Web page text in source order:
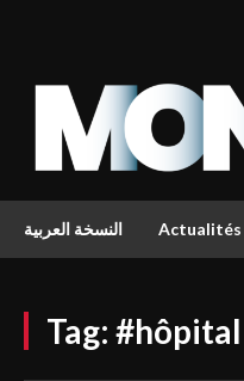
النسخة العربية Actualités
Tag: #hôpital